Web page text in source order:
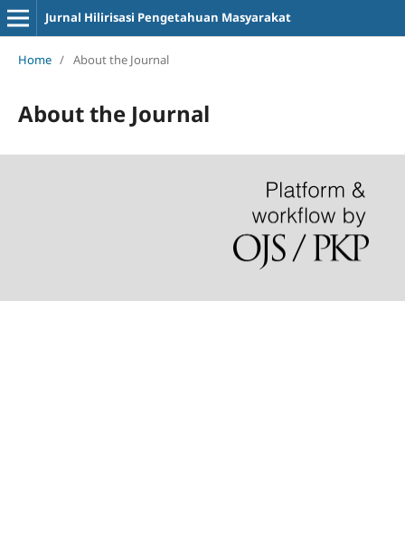
Jurnal Hilirisasi Pengetahuan Masyarakat
Home / About the Journal
About the Journal